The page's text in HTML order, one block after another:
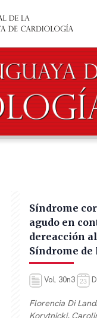
Síndrome
agudo en
dereacción
Síndrome de
Vol. 30n3
Florencia Di
Korytnicki,